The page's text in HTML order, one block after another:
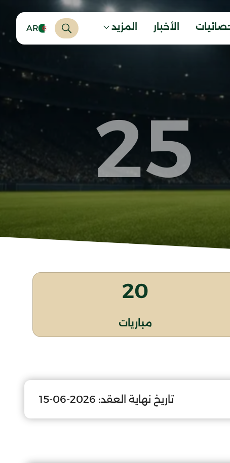
الأخبار المزيد AR
25
20
مباريات
تاريخ نهاية العقد: 2026-06-15